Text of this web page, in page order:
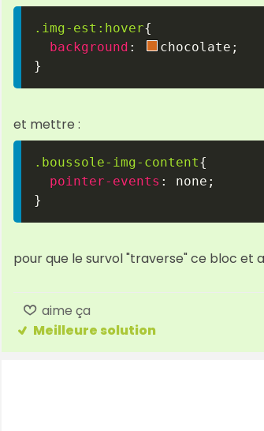
.img-est :hover{
background : chocolate ;
}
et mettre :
.boussole-img-content{
pointer-events : none ;
}
pour que le survol "traverse" ce bloc et
aime ça
Meilleure solution